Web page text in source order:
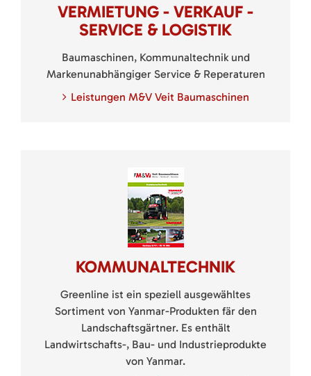
VERMIETUNG - VERKAUF -
SERVICE & LOGISTIK
Baumaschinen, Kommunaltechnik und
Markenunabhängiger Service & Reperaturen
Leistungen M&V Veit Baumaschinen
KOMMUNALTECHNIK
Greenline ist ein speziell ausgewähltes
Sortiment von Yanmar-Produkten fär den
Landschaftsgärtner. Es enthält
Landwirtschafts-, Bau- und Industrieprodukte
von Yanmar.